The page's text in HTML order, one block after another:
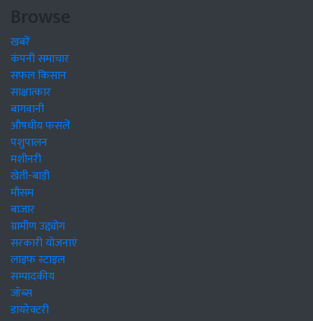
Browse
खबरें
कंपनी समाचार
सफल किसान
साक्षात्कार
बागवानी
औषधीय फसलें
पशुपालन
मशीनरी
खेती-बाड़ी
मौसम
बाजार
ग्रामीण उद्द्योग
सरकारी योजनाएं
लाइफ स्टाइल
सम्पादकीय
जॉब्स
डायरेक्टरी